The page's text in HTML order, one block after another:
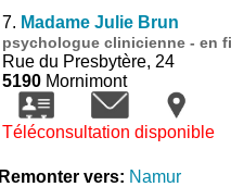
7. Madame Julie Brun
psychologue clinicienne - en
Rue du Presbytère, 24
5190Mornimont
Téléconsultation disponible
Remonter vers: Namur